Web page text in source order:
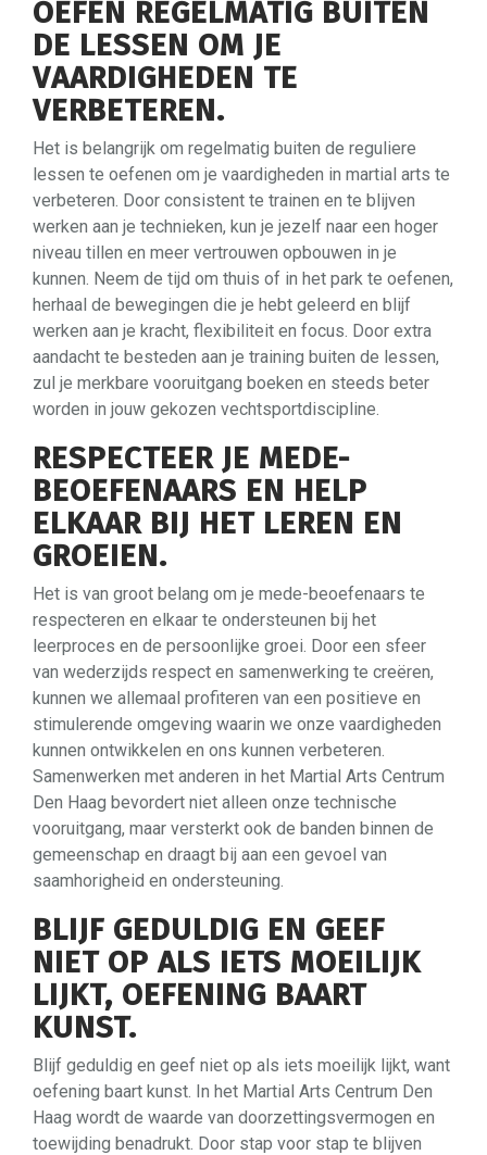
OEFEN REGELMATIG BUITEN
DE LESSEN OM JE
VAARDIGHEDEN TE
VERBETEREN.
Het is belangrijk om regelmatig buiten de reguliere
lessen te oefenen om je vaardigheden in martial arts te
verbeteren. Door consistent te trainen en te blijven
werken aan je technieken, kun je jezelf naar een hoger
niveau tillen en meer vertrouwen opbouwen in je
kunnen. Neem de tijd om thuis of in het park te oefenen,
herhaal de bewegingen die je hebt geleerd en blijf
werken aan je kracht, flexibiliteit en focus. Door extra
aandacht te besteden aan je training buiten de lessen,
zul je merkbare vooruitgang boeken en steeds beter
worden in jouw gekozen vechtsportdiscipline.
RESPECTEER JE MEDE-
BEOEFENAARS EN HELP
ELKAAR BIJ HET LEREN EN
GROEIEN.
Het is van groot belang om je mede-beoefenaars te
respecteren en elkaar te ondersteunen bij het
leerproces en de persoonlijke groei. Door een sfeer
van wederzijds respect en samenwerking te creëren,
kunnen we allemaal profiteren van een positieve en
stimulerende omgeving waarin we onze vaardigheden
kunnen ontwikkelen en ons kunnen verbeteren.
Samenwerken met anderen in het Martial Arts Centrum
Den Haag bevordert niet alleen onze technische
vooruitgang, maar versterkt ook de banden binnen de
gemeenschap en draagt bij aan een gevoel van
saamhorigheid en ondersteuning.
BLIJF GEDULDIG EN GEEF
NIET OP ALS IETS MOEILIJK
LIJKT, OEFENING BAART
KUNST.
Blijf geduldig en geef niet op als iets moeilijk lijkt, want
oefening baart kunst. In het Martial Arts Centrum Den
Haag wordt de waarde van doorzettingsvermogen en
toewijding benadrukt. Door stap voor stap te blijven